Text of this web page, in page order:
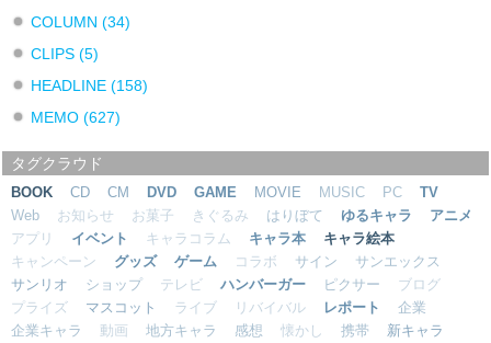
COLUMN(34)
CLIPS(5)
HEADLINE(158)
MEMO(627)
タグクラウド
BOOK CD CM DVD GAME MOVIE MUSIC PC
TV
Web
お知らせ お菓子 きぐるみ はりぼて ゆるキャラ
アニメ
アプリ
イベント キャラコラム キャラ本
キャラ絵本
キャンペーン
グッズ ゲーム コラボ サイン
サンエックス
サンリオ
ショップ テレビ ハンバーガー ピクサー
ブログ
プライズ
マスコット ライブ リバイバル レポート
企業
企業キャラ
動画 地方キャラ 感想 懐かし 携帯
新キャラ